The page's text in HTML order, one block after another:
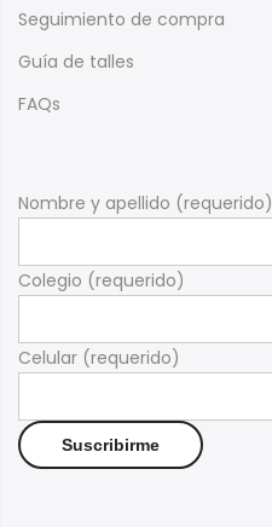
Seguimiento de compra
Guía de talles
FAQs
Nombre y apellido (requerido)
Colegio (requerido)
Celular (requerido)